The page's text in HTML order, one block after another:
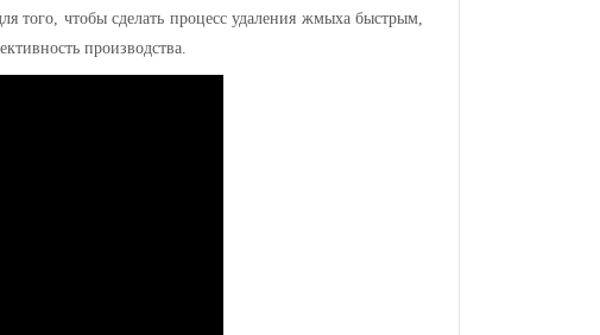
того, чтобы сделать процесс удаления жмыха быстрым,
производства.